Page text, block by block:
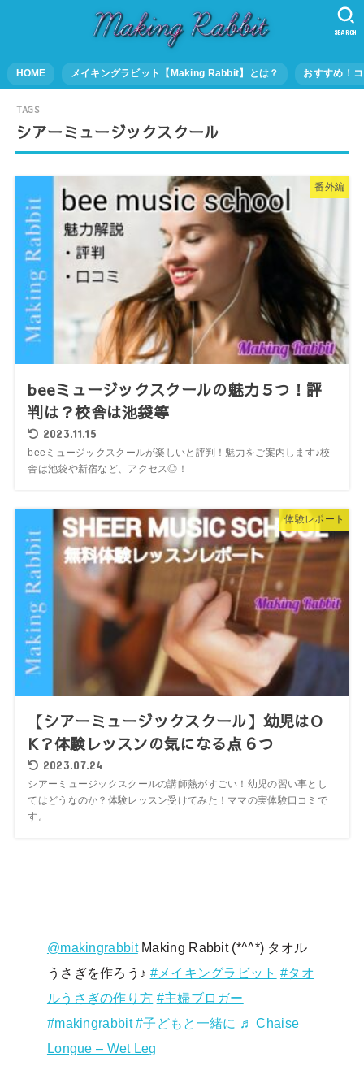
HOME メイキングラビット【Making Rabbit】とは？ おすすめ！
SEARCH
シアーミュージックスクール
番外編
beeミュージックスクールの魅力５つ！評
判は？校舎は池袋等
2023.11.15
beeミュージックスクールが楽しいと評判！魅力をご案内します♪校
舎は池袋や新宿など、アクセス◎！
体験レポート
【シアーミュージックスクール】幼児はO
K？体験レッスンの気になる点６つ
2023.07.24
シアーミュージックスクールの講師熱がすごい！幼児の習い事とし
てはどうなのか？体験レッスン受けてみた！ママの実体験口コミで
す。
@makingrabbitMaking Rabbit (*^^*) タオル
うさぎを作ろう♪ #メイキングラビット #タオ
ルうさぎの作り方 #主婦ブロガー
#makingrabbit #子どもと一緒に ♬ Chaise
Longue – Wet Leg